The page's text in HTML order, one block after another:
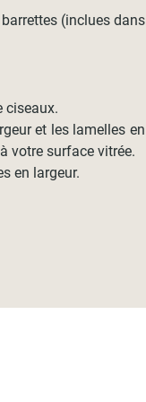
(inclues dans
ciseaux.
et les lamelles en
votre surface vitrée.
en largeur.